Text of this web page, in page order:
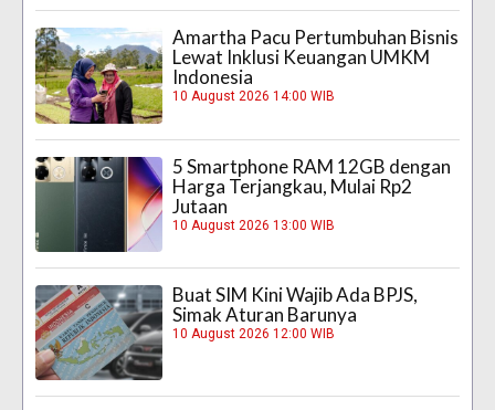
Amartha Pacu Pertumbuhan Bisnis
Lewat Inklusi Keuangan UMKM
Indonesia
10 August 2026 14:00 WIB
5 Smartphone RAM 12GB dengan
Harga Terjangkau, Mulai Rp2
Jutaan
10 August 2026 13:00 WIB
Buat SIM Kini Wajib Ada BPJS,
Simak Aturan Barunya
10 August 2026 12:00 WIB